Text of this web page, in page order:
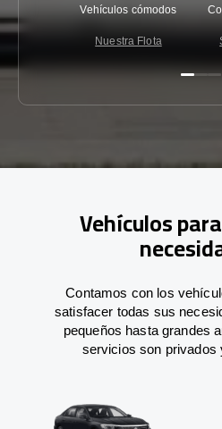
Vehículos cómodos
Nuestra Flota
Vehículos
Contamos con los
satisfacer todas sus
pequeños hasta grandes
servicios son privados